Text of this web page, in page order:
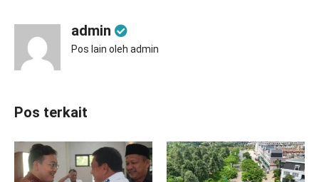
admin
Pos lain oleh admin
Pos terkait